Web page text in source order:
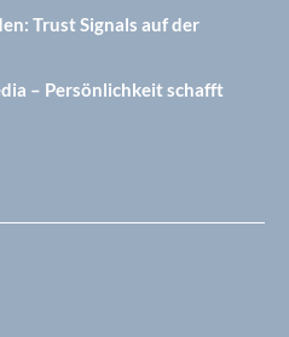
Trust Signals auf der
– Persönlichkeit schafft